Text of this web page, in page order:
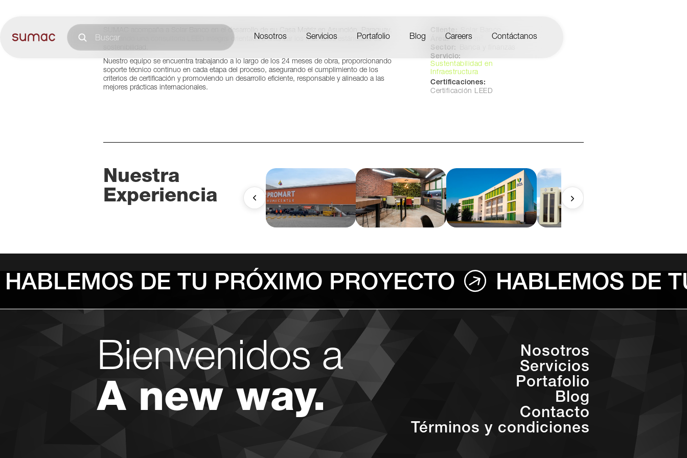
Nosotros Servicios Portafolio Blog Careers Contáctanos
SUMAC acompaña a Solar Banco en el desarrollo de su Casa Matriz en Asunción, Paraguay,
brindando una consultoría LEED integral orientada a alcanzar los más altos estándares de
Nuestro equipo se encuentra trabajando a lo largo de los 24 meses de obra, proporcionando
soporte técnico continuo en cada etapa del proceso, asegurando el cumplimiento de los
criterios de certificación y promoviendo un desarrollo eficiente, responsable y alineado a las
mejores prácticas internacionales.
Área: 3.980 m²
Sector:
Servicio:
Sustentabilidad en
Infraestructura
Certificaciones:
Certificación LEED
Nuestra
Experiencia
HABLEMOS DE TU PRÓXIMO PROYECTO HABLEMOS DE
Bienvenidos a
A new way.
Nosotros
Servicios
Portafolio
Blog
Contacto
Términos y condiciones